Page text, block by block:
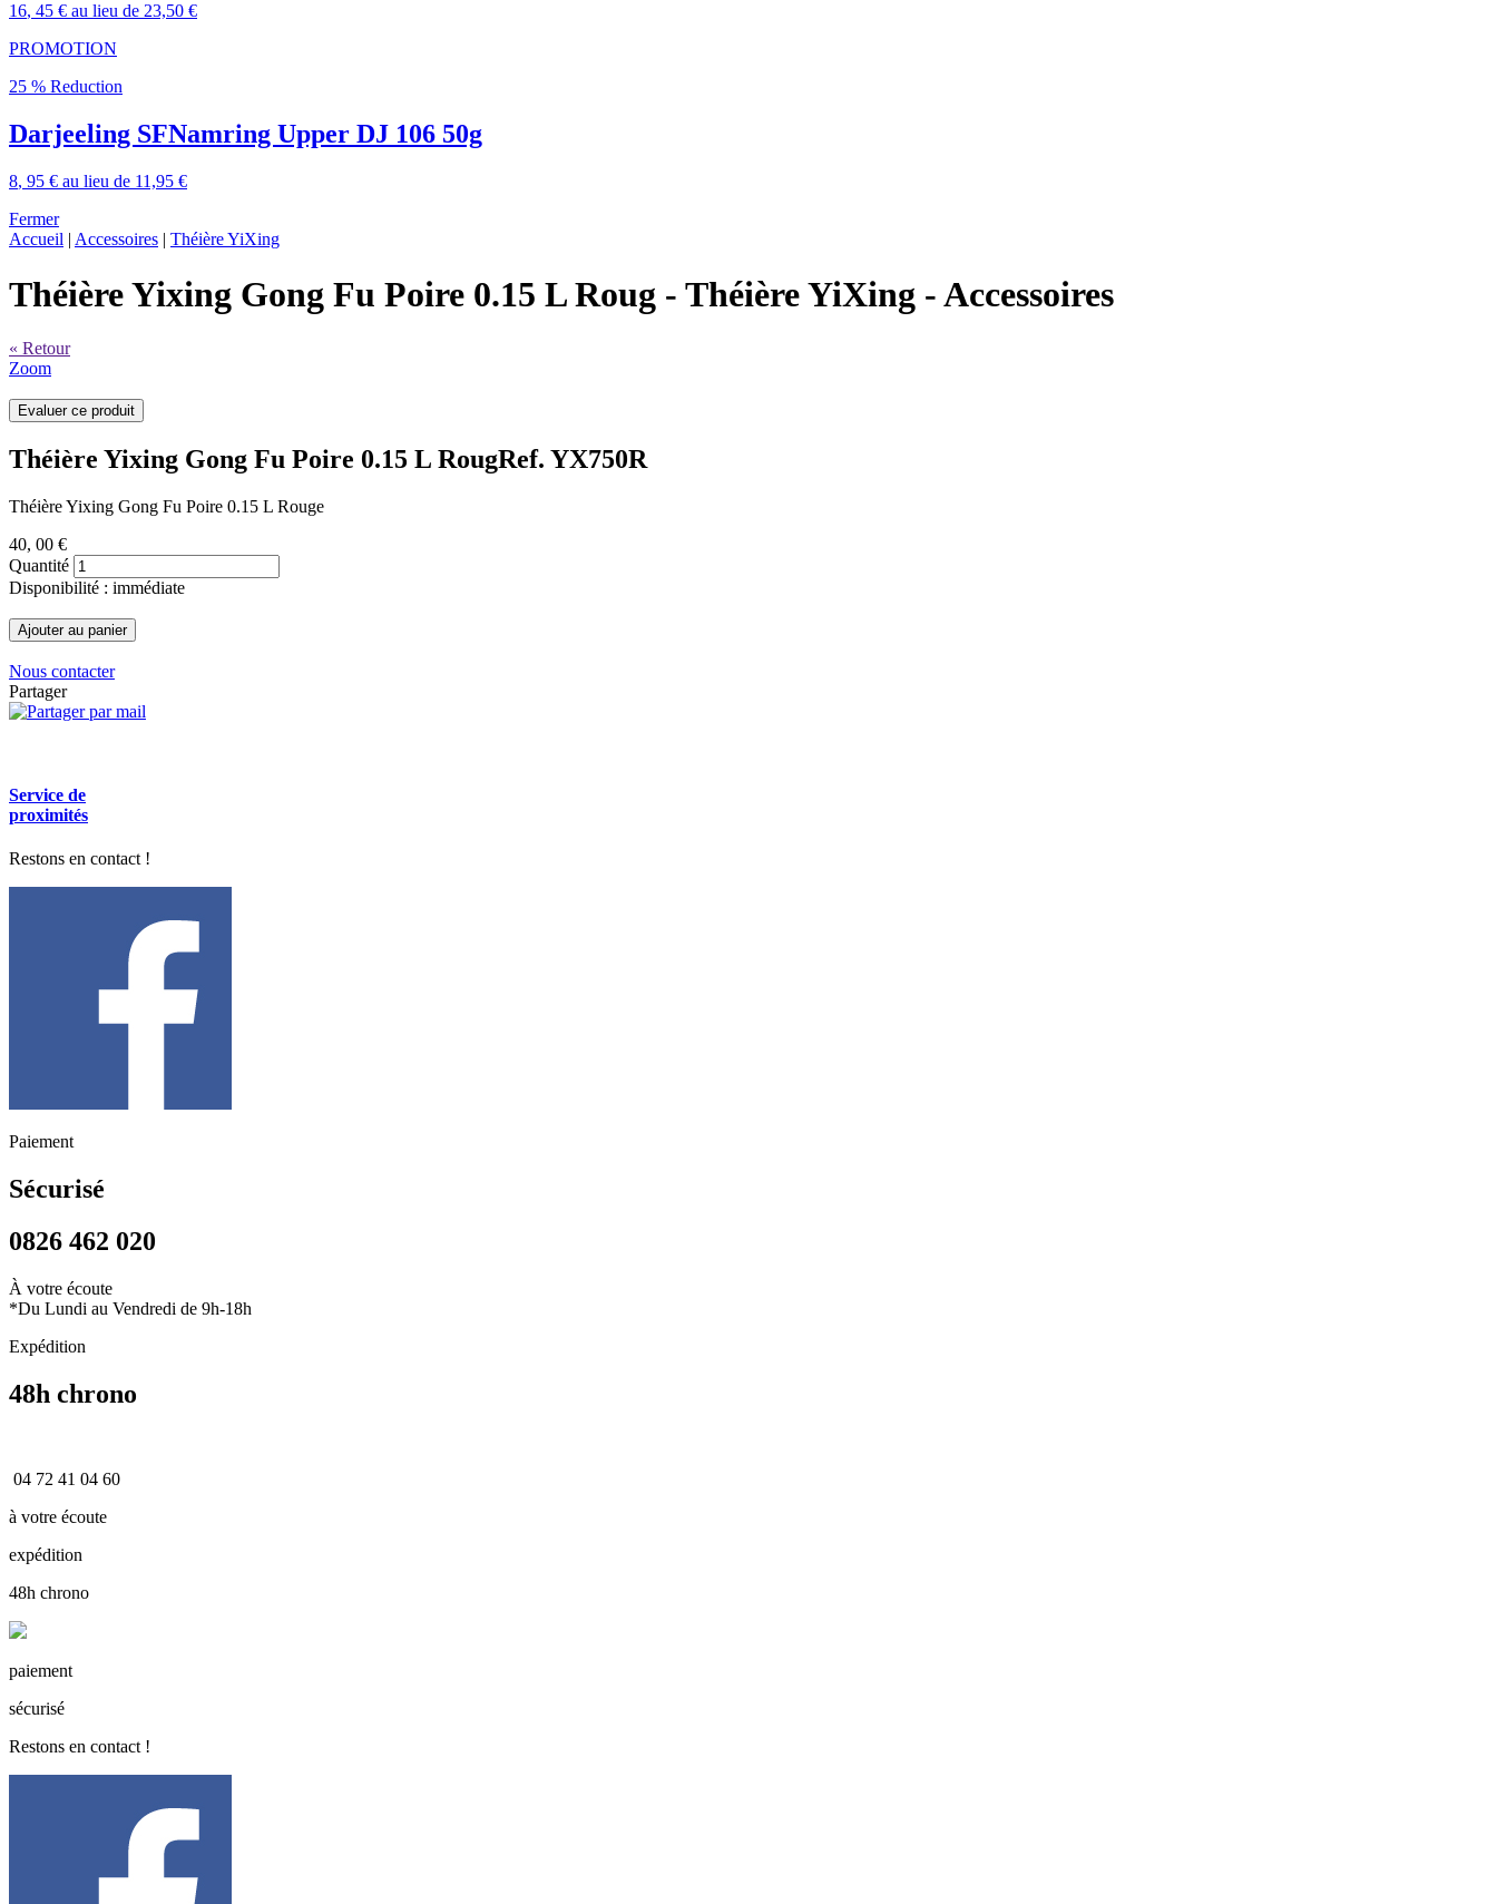
16, 45 € au lieu de 23,50 €
PROMOTION
25 % Reduction
Darjeeling SFNamring Upper DJ 106 50g
8, 95 € au lieu de 11,95 €
Fermer
Accueil | Accessoires | Théière YiXing
Théière Yixing Gong Fu Poire 0.15 L Roug - Théière YiXing - Accessoires
« Retour
Zoom
Théière Yixing Gong Fu Poire 0.15 L RougRef. YX750R
Théière Yixing Gong Fu Poire 0.15 L Rouge
40, 00 €
Quantité
Disponibilité : immédiate
Nous contacter
Partager
Service de
proximités
Restons en contact !
Paiement
Sécurisé
0826 462 020
À votre écoute
*Du Lundi au Vendredi de 9h-18h
Expédition
48h chrono
04 72 41 04 60
à votre écoute
expédition
48h chrono
paiement
sécurisé
Restons en contact !